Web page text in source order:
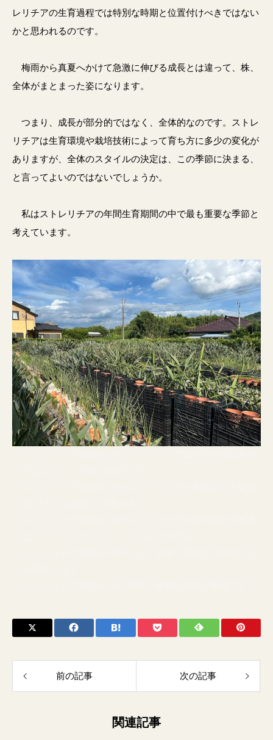
レリチアの生育過程では特別な時期と位置付けべきではない
かと思われるのです。
梅雨から真夏へかけて急激に伸びる成長とは違って、株、
全体がまとまった姿になります。
つまり、成長が部分的ではなく、全体的なのです。ストレ
リチアは生育環境や栽培技術によって育ち方に多少の変化が
ありますが、全体のスタイルの決定は、この季節に決まる、
と言ってよいのではないでしょうか。
私はストレリチアの年間生育期間の中で最も重要な季節と
考えています。
前の記事 次の記事
関連記事